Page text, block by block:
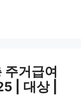
주거급여
| 대상 |